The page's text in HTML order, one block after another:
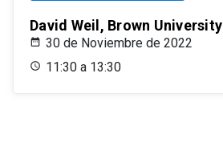
David Weil, Brown University
30 de Noviembre de 2022
11:30 a 13:30